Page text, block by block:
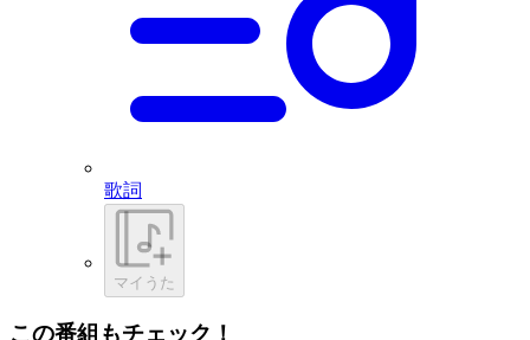
歌詞
マイうた
この番組もチェック！